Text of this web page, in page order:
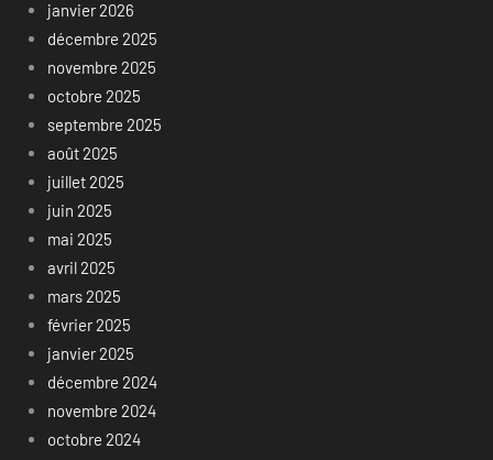
janvier 2026
décembre 2025
novembre 2025
octobre 2025
septembre 2025
août 2025
juillet 2025
juin 2025
mai 2025
avril 2025
mars 2025
février 2025
janvier 2025
décembre 2024
novembre 2024
octobre 2024